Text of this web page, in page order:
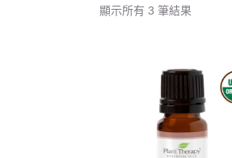
顯示所有 3 筆結果